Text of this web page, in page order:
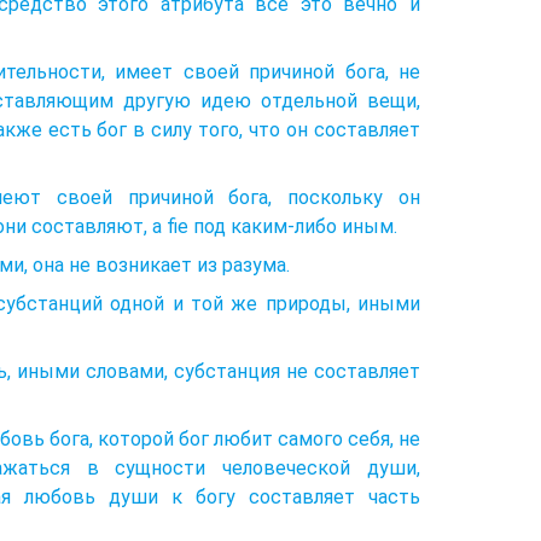
имеет своей причиной бога, не
другую идею отдельной вещи,
есть бог в силу того, что он составляет
своей причиной бога, поскольку он
составляют, а fie под каким-либо иным.
она не возникает из разума.
одной и той же природы, иными
иными словами, субстанция не составляет
бога, которой бог любит самого себя, не
в сущности человеческой души,
любовь души к богу составляет часть